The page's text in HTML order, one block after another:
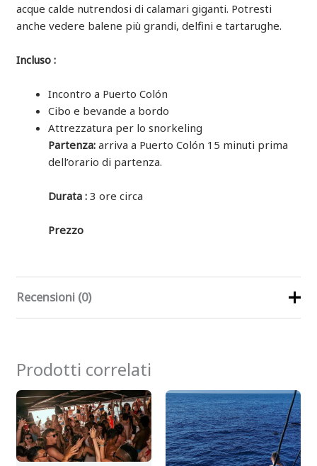
acque calde nutrendosi di calamari giganti. Potresti
anche vedere balene più grandi, delfini e tartarughe.
Incluso :
Incontro a Puerto Colón
Cibo e bevande a bordo
Attrezzatura per lo snorkeling
Partenza: arriva a Puerto Colón 15 minuti prima
dell’orario di partenza.
Durata : 3 ore circa
Prezzo
Recensioni (0)
Recensisci per primo “Yacht All
Inclusive – Charter di barche
private di 3 ore a Tenerife”
Devieffettuare l’accesso
per pubblicare una
Prodotti correlati